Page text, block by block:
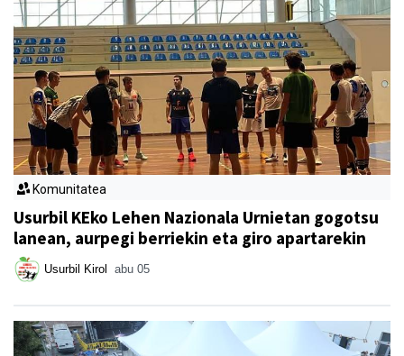
Komunitatea
Usurbil KEko Lehen Nazionala Urnietan gogotsu
lanean, aurpegi berriekin eta giro apartarekin
Usurbil Kirol abu 05